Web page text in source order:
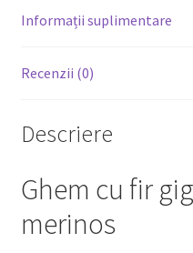
Informații suplimentare
Recenzii (0)
Descriere
Ghem cu fir
merinos